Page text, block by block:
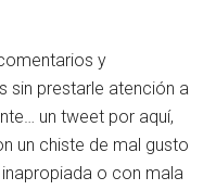
y
sin prestarle atención a
un tweet por aquí,
un chiste de mal gusto
o con mala